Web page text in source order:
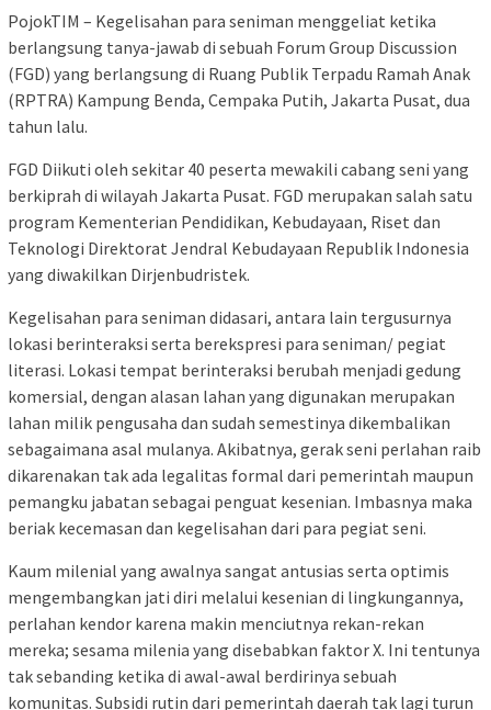
PojokTIM – Kegelisahan para seniman menggeliat ketika
berlangsung tanya-jawab di sebuah Forum Group Discussion
(FGD) yang berlangsung di Ruang Publik Terpadu Ramah Anak
(RPTRA) Kampung Benda, Cempaka Putih, Jakarta Pusat, dua
tahun lalu.
FGD Diikuti oleh sekitar 40 peserta mewakili cabang seni yang
berkiprah di wilayah Jakarta Pusat. FGD merupakan salah satu
program Kementerian Pendidikan, Kebudayaan, Riset dan
Teknologi Direktorat Jendral Kebudayaan Republik Indonesia
yang diwakilkan Dirjenbudristek.
Kegelisahan para seniman didasari, antara lain tergusurnya
lokasi berinteraksi serta berekspresi para seniman/ pegiat
literasi. Lokasi tempat berinteraksi berubah menjadi gedung
komersial, dengan alasan lahan yang digunakan merupakan
lahan milik pengusaha dan sudah semestinya dikembalikan
sebagaimana asal mulanya. Akibatnya, gerak seni perlahan raib
dikarenakan tak ada legalitas formal dari pemerintah maupun
pemangku jabatan sebagai penguat kesenian. Imbasnya maka
beriak kecemasan dan kegelisahan dari para pegiat seni.
Kaum milenial yang awalnya sangat antusias serta optimis
mengembangkan jati diri melalui kesenian di lingkungannya,
perlahan kendor karena makin menciutnya rekan-rekan
mereka; sesama milenia yang disebabkan faktor X. Ini tentunya
tak sebanding ketika di awal-awal berdirinya sebuah
komunitas. Subsidi rutin dari pemerintah daerah tak lagi turun